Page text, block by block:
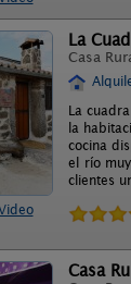
La
Casa
La
la
cocina
el río
clientes
Casa